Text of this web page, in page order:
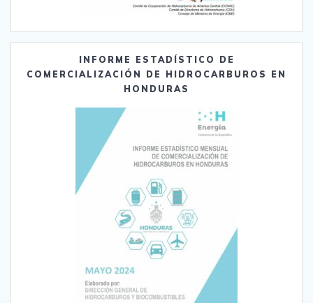
INFORME ESTADÍSTICO DE
COMERCIALIZACIÓN DE HIDROCARBUROS EN
HONDURAS